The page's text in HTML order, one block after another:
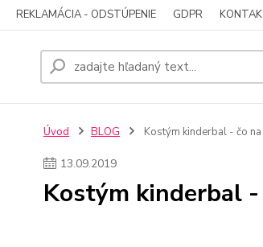
REKLAMÁCIA - ODSTÚPENIE GDPR
Úvod BLOG Kostým kinderbal - čo
13.09.2019
Kostým kinderbal -